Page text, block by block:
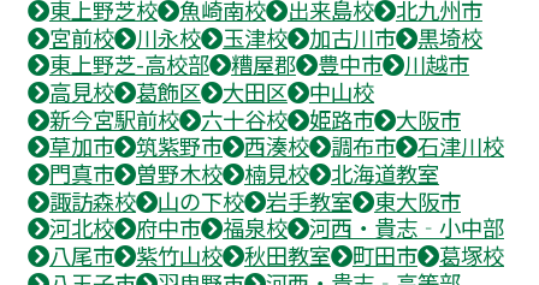
東上野芝校
魚崎南校 出来島校
北九州市
宮前校
川永校 玉津校 加古川市
黒埼校
東上野芝-高校部
糟屋郡 豊中市
川越市
高見校
葛飾区 大田区
中山校
新今宮駅前校
六十谷校 姫路市
大阪市
草加市
筑紫野市 西湊校 調布市
石津川校
門真市
曽野木校 楠見校
北海道教室
諏訪森校
山の下校 岩手教室
東大阪市
河北校
府中市 福泉校
河西・貴志‐小中部
八尾市
紫竹山校 秋田教室 町田市
葛塚校